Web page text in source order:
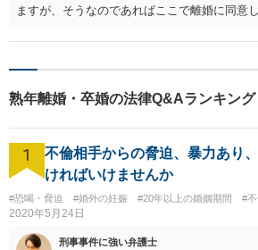
ますが、そうなのであればここで離婚に同意
いうものが起こせるので、そこで話し合いを
熟年離婚・卒婚の法律Q&Aランキング
1
不倫相手からの脅迫、暴力あり
ければいけませんか
#恐喝・脅迫 #婚外の妊娠 #20年以上の婚姻期間 #
2020年5月24日
刑事事件に強い弁護士